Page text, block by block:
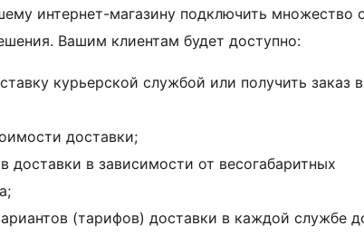
интернет-магазину подключить множество
Вашим клиентам будет доступно:
курьерской службой или получить заказ
доставки;
доставки в зависимости от весогабаритных
(тарифов) доставки в каждой службе